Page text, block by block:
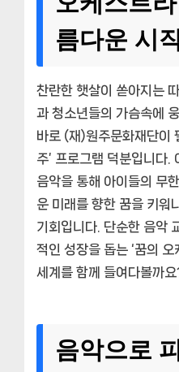
름다운 시
찬란한 햇살이 쏟아지는
과 청소년들의 가슴속에
바로 (재)원주문화재단이
주’ 프로그램 덕분입니다.
음악을 통해 아이들의 무
운 미래를 향한 꿈을 키워
기회입니다. 단순한 음악
적인 성장을 돕는 ‘꿈의
세계를 함께 들여다볼까
음악으로